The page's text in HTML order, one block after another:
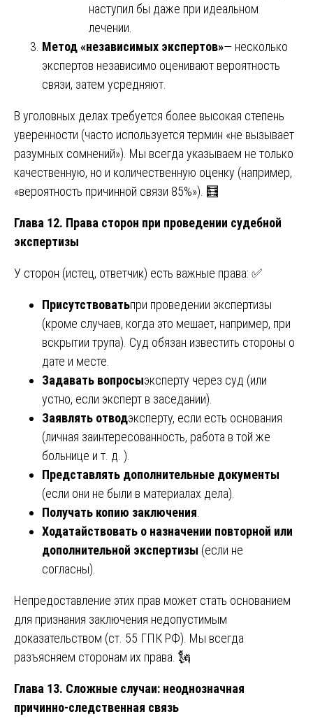
наступил бы даже при идеальном
лечении.
Метод «независимых экспертов»— несколько
экспертов независимо оценивают вероятность
связи, затем усредняют.
В уголовных делах требуется более высокая степень
уверенности (часто используется термин «не вызывает
разумных сомнений»). Мы всегда указываем не только
качественную, но и количественную оценку (например,
«вероятность причинной связи 85%»). 🧮
Глава 12. Права сторон при проведении судебной
экспертизы
У сторон (истец, ответчик) есть важные права: ✅
Присутствоватьпри проведении экспертизы
(кроме случаев, когда это мешает, например, при
вскрытии трупа). Суд обязан известить стороны о
дате и месте.
Задавать вопросыэксперту через суд (или
устно, если эксперт в заседании).
Заявлять отводэксперту, если есть основания
(личная заинтересованность, работа в той же
больнице и т. д. ).
Представлять дополнительные документы
(если они не были в материалах дела).
Получать копию заключения
Ходатайствовать о назначении повторной или
дополнительной экспертизы (если не
согласны).
Непредоставление этих прав может стать основанием
для признания заключения недопустимым
доказательством (ст. 55 ГПК РФ). Мы всегда
разъясняем сторонам их права. 🗽
Глава 13. Сложные случаи: неоднозначная
причинно-следственная связь